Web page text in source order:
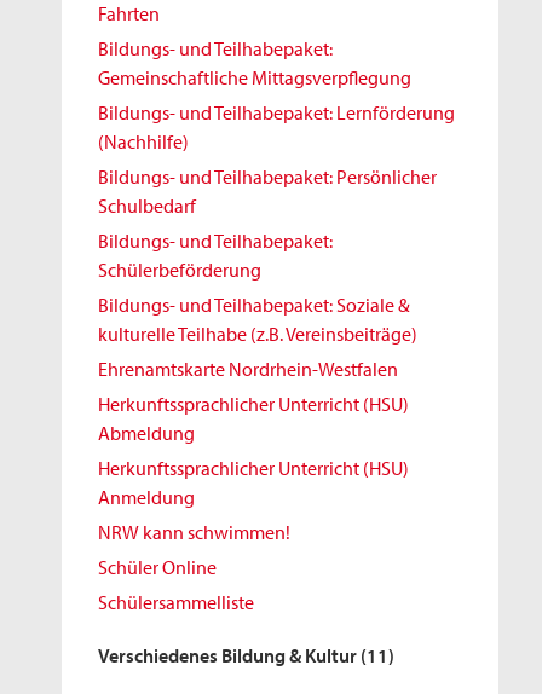
Fahrten
Bildungs- und Teilhabepaket:
Gemeinschaftliche Mittagsverpflegung
Bildungs- und Teilhabepaket: Lernförderung
(Nachhilfe)
Bildungs- und Teilhabepaket: Persönlicher
Schulbedarf
Bildungs- und Teilhabepaket:
Schülerbeförderung
Bildungs- und Teilhabepaket: Soziale &
kulturelle Teilhabe (z.B. Vereinsbeiträge)
Ehrenamtskarte Nordrhein-Westfalen
Herkunftssprachlicher Unterricht (HSU)
Abmeldung
Herkunftssprachlicher Unterricht (HSU)
Anmeldung
NRW kann schwimmen!
Schüler Online
Schülersammelliste
Verschiedenes Bildung & Kultur (11)